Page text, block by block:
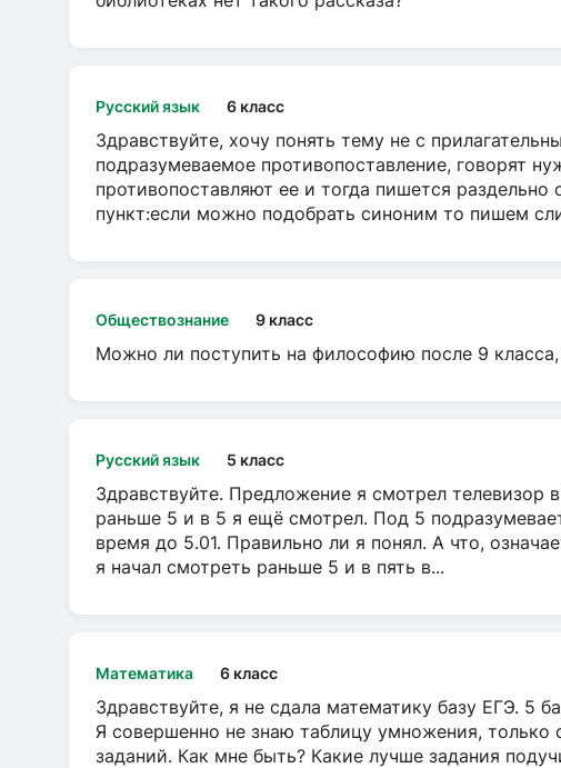
Русский язык 6 класс
Здравствуйте, хочу понять тему не с
подразумеваемое противопоставление, говорят
противопоставляют ее и тогда пишется
пункт:если можно подобрать синоним то пишем
Обществознание 9 класс
Можно ли поступить на философию после 9
Русский язык 5 класс
Здравствуйте. Предложение я смотрел телевизор
раньше 5 и в 5 я ещё смотрел. Под 5
время до 5.01. Правильно ли я понял. А что,
я начал смотреть раньше 5 и в пять в...
Математика 6 класс
Здравствуйте, я не сдала математику базу ЕГЭ. 5
Я совершенно не знаю таблицу умножения, только
заданий. Как мне быть? Какие лучше задания